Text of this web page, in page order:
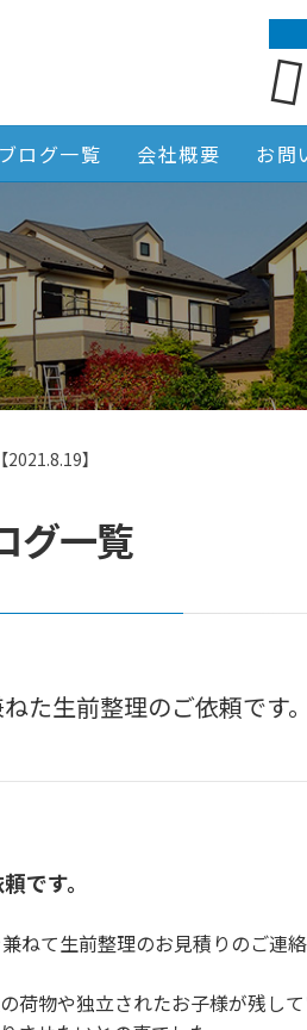
ブログ一覧 会社概要 お問
】
グ一覧
た生前整理のご依頼です
です。
ねて生前整理のお見積りのご連
荷物や独立されたお子様が残し